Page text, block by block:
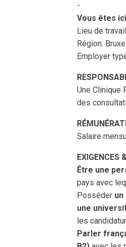
-
Vous êtes
Lieu de
Région:
Employer
Une Clinique
des
Salaire
EXIGENCES
Être une
pays avec
Posséder
une
les
Parler